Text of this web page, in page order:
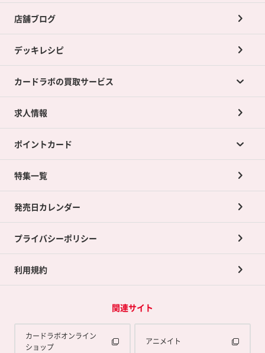
店舗ブログ
デッキレシピ
カードラボの買取サービス
カードラボの買取サービスTOP
店舗買取について
ネット買取について
買取承諾書について
求人情報
ポイントカード
ポイントカードTOP
ポイント交換景品
特集一覧
発売日カレンダー
プライバシーポリシー
利用規約
関連サイト
カードラボオンライン
ショップ
アニメイト